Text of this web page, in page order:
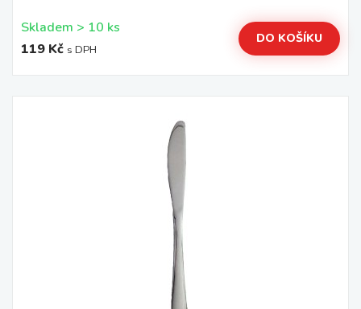
Skladem > 10 ks
119 Kč s DPH
DO KOŠÍKU